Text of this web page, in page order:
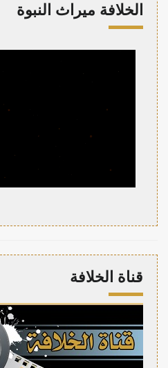
الخلافة ميراث النبوة
قناة الخلافة